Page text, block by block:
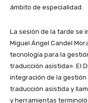
ámbito de especialidad.
La sesión de la tarde se
Miguel Ángel Candel
tecnología para la
traducción asistida». El
integración de la
traducción asistida y
y herramientas